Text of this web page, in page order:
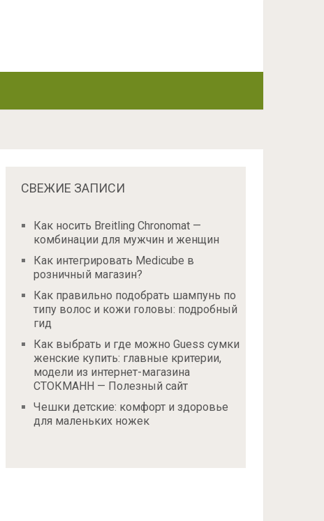
СВЕЖИЕ ЗАПИСИ
Как носить Breitling Chronomat —
комбинации для мужчин и женщин
Как интегрировать Medicube в
розничный магазин?
Как правильно подобрать шампунь по
типу волос и кожи головы: подробный
гид
Как выбрать и где можно Guess сумки
женские купить: главные критерии,
модели из интернет-магазина
СТОКМАНН — Полезный сайт
Чешки детские: комфорт и здоровье
для маленьких ножек